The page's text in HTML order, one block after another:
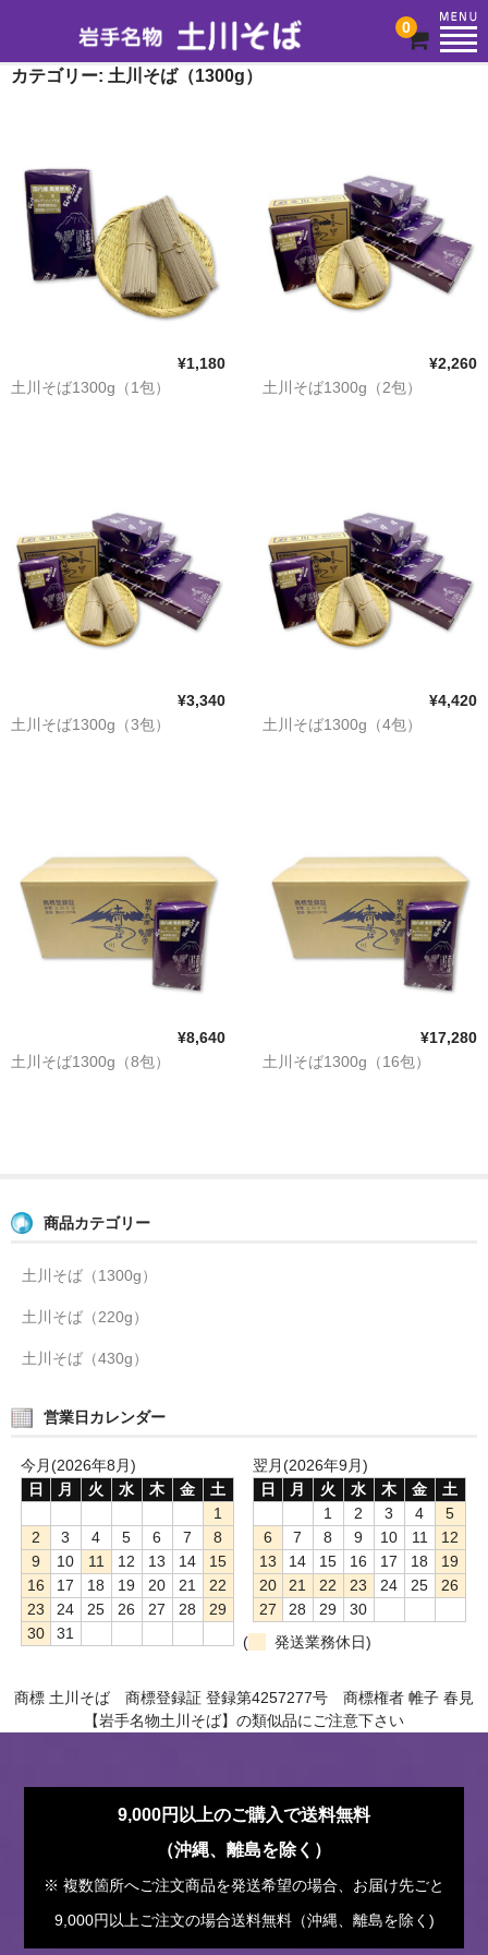
0
カート
カテゴリー: 土川そば（1300g）
¥1,180
土川そば1300g（1包）
¥2,260
土川そば1300g（2包）
¥3,340
土川そば1300g（3包）
¥4,420
土川そば1300g（4包）
¥8,640
土川そば1300g（8包）
¥17,280
土川そば1300g（16包）
商品カテゴリー
土川そば（1300g）
土川そば（220g）
土川そば（430g）
営業日カレンダー
今月(2026年8月)
日
月 火 水 木 金
土
1
2
3 4 5 6 7
8
9
10 11 12 13 14
15
16
17 18 19 20 21
22
23
24 25 26 27 28
29
30
31
翌月(2026年9月)
日
月 火 水 木 金
土
1
2 3 4
5
6
7 8 9 10 11
12
13
14 15 16 17 18
19
20
21 22 23 24 25
26
27
28 29
30
(
発送業務休日)
商標 土川そば 商標登録証 登録第4257277号 商標権者 帷子 春見
【岩手名物土川そば】の類似品にご注意下さい
9,000円以上のご購入で送料無料
（沖縄、離島を除く）
※ 複数箇所へご注文商品を発送希望の場合、お届け先ごと
9,000円以上ご注文の場合送料無料（沖縄、離島を除く)